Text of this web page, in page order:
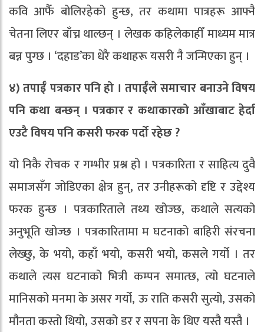
कवि आफैँ बोलिरहेको हुन्छ, तर कथामा पात्रहरू आफ्नै
चेतना लिएर बाँच्न थाल्छन् । लेखक कहिलेकाहीँ माध्यम मात्र
बन्न पुग्छ । ‘दहाड’का धेरै कथाहरू यसरी नै जन्मिएका हुन् ।
४) तपाईँ पत्रकार पनि हो । तपाईँले समाचार बनाउने विषय
पनि कथा बन्छन् । पत्रकार र कथाकारको आँखाबाट हेर्दा
एउटै विषय पनि कसरी फरक पर्दो रहेछ ?
यो निकै रोचक र गम्भीर प्रश्न हो । पत्रकारिता र साहित्य दुवै
समाजसँग जोडिएका क्षेत्र हुन्, तर उनीहरूको दृष्टि र उद्देश्य
फरक हुन्छ । पत्रकारिताले तथ्य खोज्छ, कथाले सत्यको
अनुभूति खोज्छ । पत्रकारितामा म घटनाको बाहिरी संरचना
लेख्छु, के भयो, कहाँ भयो, कसरी भयो, कसले गर्यो । तर
कथाले त्यस घटनाको भित्री कम्पन समात्छ, त्यो घटनाले
मानिसको मनमा के असर गर्यो, ऊ राति कसरी सुत्यो, उसको
मौनता कस्तो थियो, उसको डर र सपना के थिए यस्तै यस्तै ।